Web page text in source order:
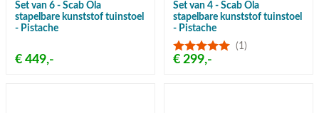
Set van 6 - Scab Ola
stapelbare kunststof tuinstoel
- Pistache
€ 449,-
Set van 4 - Scab Ola
stapelbare kunststof tuinstoel
- Pistache
(1)
€ 299,-